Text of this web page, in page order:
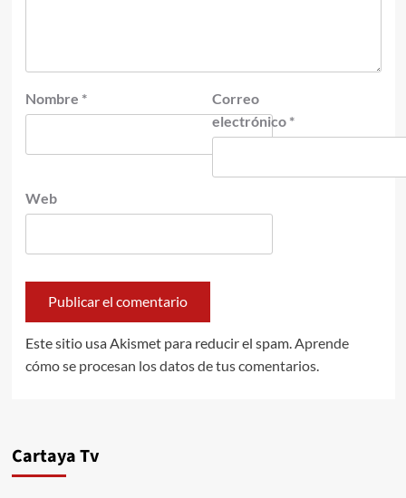
Nombre *
Correo
electrónico *
Web
Este sitio usa Akismet para reducir el spam. Aprende
cómo se procesan los datos de tus comentarios.
Cartaya Tv